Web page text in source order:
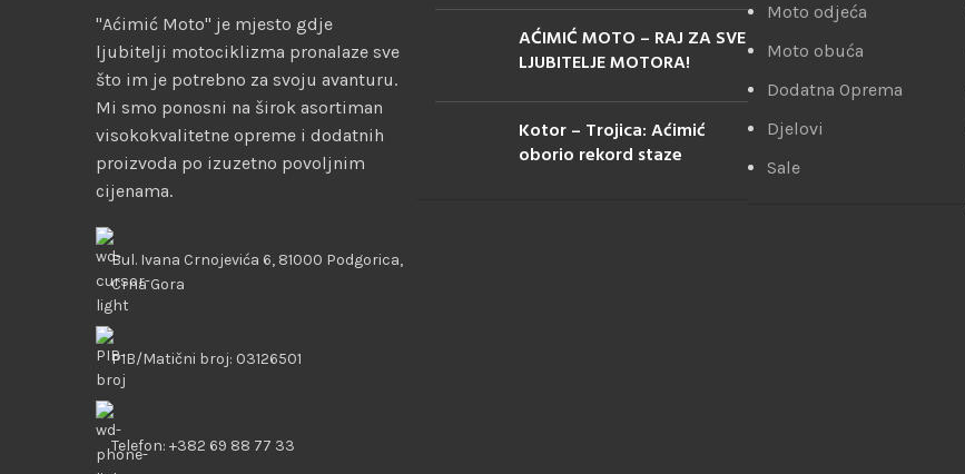
"Aćimić Moto" je mjesto gdje
ljubitelji motociklizma pronalaze sve
što im je potrebno za svoju avanturu.
Mi smo ponosni na širok asortiman
visokokvalitetne opreme i dodatnih
proizvoda po izuzetno povoljnim
cijenama.
Bul. Ivana Crnojevića 6, 81000 Podgorica,
Crna Gora
PIB/Matični broj: 03126501
Telefon: +382 69 88 77 33
AĆIMIĆ MOTO – RAJ ZA SVE
LJUBITELJE MOTORA!
Kotor – Trojica: Aćimić
oborio rekord staze
Moto odjeća
Moto obuća
Dodatna Oprema
Djelovi
Sale